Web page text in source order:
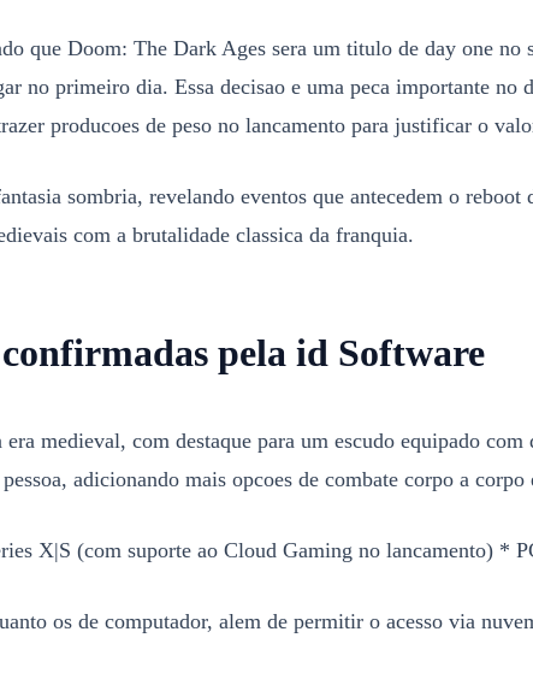
que Doom: The Dark Ages sera um titulo de day one no
no primeiro dia. Essa decisao e uma peca importante no
producoes de peso no lancamento para justificar o
sombria, revelando eventos que antecedem o reboot
com a brutalidade classica da franquia.
pela id Software
medieval, com destaque para um escudo equipado com
adicionando mais opcoes de combate corpo a corpo
X|S (com suporte ao Cloud Gaming no lancamento) *
os de computador, alem de permitir o acesso via